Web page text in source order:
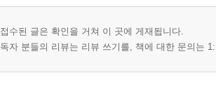
접수된 글은 확인을 거쳐 이 곳에 게재됩니다.
독자 분들의 리뷰는 리뷰 쓰기를, 책에 대한 문의는